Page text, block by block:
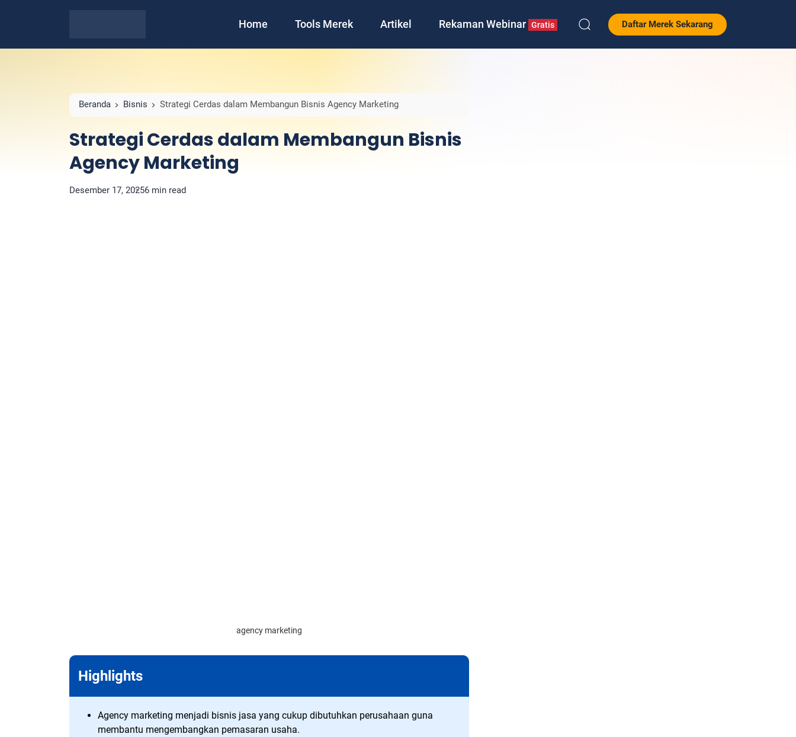
Home Tools Merek Artikel Rekaman Webinar Gratis Daftar Merek Sekarang
Beranda Bisnis Strategi Cerdas dalam Membangun Bisnis Agency Marketing
Strategi Cerdas dalam Membangun Bisnis
Agency Marketing
Desember 17, 20256 min read
agency marketing
Highlights
Agency marketing menjadi bisnis jasa yang cukup dibutuhkan perusahaan guna
membantu mengembangkan pemasaran usaha.